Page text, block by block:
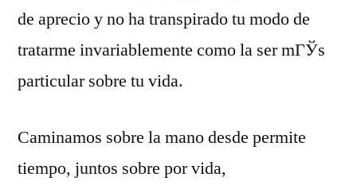
de aprecio y no ha transpirado tu modo de
tratarme invariablemente como la ser mГЎs
particular sobre tu vida.
Caminamos sobre la mano desde permite
tiempo, juntos sobre por vida,